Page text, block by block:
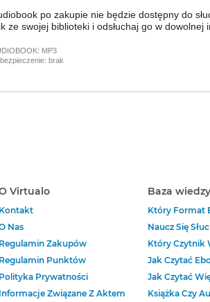
po zakupie nie będzie dostępny do
ze swojej biblioteki i odsłuchaj go w dowolnej
MP3
brak
Virtualo
Kontakt
Nas
Regulamin Zakupów
Regulamin Punktów
Polityka Prywatności
Informacje Związane Z Aktem
Baza wiedzy
Który Format
Naucz Się
Który Czytnik
Jak Czytać
Jak Czytać
Książka Czy